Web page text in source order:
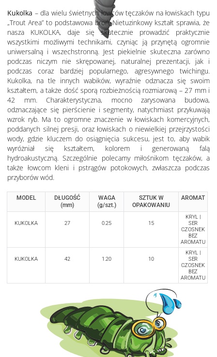
Kukolka – dla wielu świetnych łowców tęczaków na łowiskach typu
„Trout Area” to podstawowa broń. Nietuzinkowy kształt sprawia, że
nasza KUKOLKA, daje się skutecznie prowadzić praktycznie
wszystkimi możliwymi technikami, czyniąc ją przynętą ogromnie
uniwersalną i wszechstronną. Jest piekielnie skuteczna zarówno
podczas niczym nie skrępowanej, naturalnej prezentacji, jak i
podczas coraz bardziej popularnego, agresywnego twichingu.
Kukolka, na tle innych wabików, wyraźnie odznacza się swoim
kształtem, a także dość sporą rozbieżnością rozmiarową – 27 mm i
42 mm. Charakterystyczna, mocno zarysowana budowa,
odznaczające się pierścienie i segmenty, natychmiast przykuwają
wzrok ryb. Ma to ogromne znaczenie w łowiskach komercyjnych,
poddanych silnej presji, oraz łowiskach o niewielkiej przejrzystości
wody, gdzie kluczem do osiągnięcia sukcesu, jest to, aby wabik
wyróżniał się kształtem, kolorem i generowaną falą
hydroakustyczną. Szczególnie polecamy miłośnikom tęczaków, a
także łowcom kleni i pstrągów potokowych, zwłaszcza podczas
przyborów wód.
MODEL
DŁUGOŚĆ
(mm)
WAGA
(g/szt.)
SZTUK W
OPAKOWANIU
AROMAT
KUKOLKA 27 0.25 15
KRYL |
SER
CZOSNEK
BEZ
AROMATU
KUKOLKA 42 1.20 10
KRYL |
SER
CZOSNEK
BEZ
AROMATU